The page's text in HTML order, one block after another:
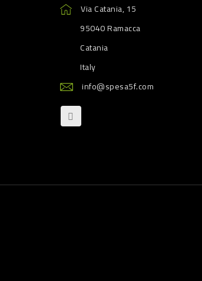
Via Catania, 15
95040 Ramacca
Catania
Italy
info@spesa5f.com